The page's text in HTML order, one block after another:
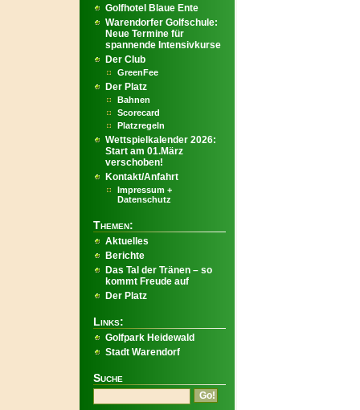
Golfhotel Blaue Ente
Warendorfer Golfschule:
Neue Termine für
spannende Intensivkurse
Der Club
GreenFee
Der Platz
Bahnen
Scorecard
Platzregeln
Wettspielkalender 2026:
Start am 01.März
verschoben!
Kontakt/Anfahrt
Impressum +
Datenschutz
Themen:
Aktuelles
Berichte
Das Tal der Tränen – so
kommt Freude auf
Der Platz
Links:
Golfpark Heidewald
Stadt Warendorf
Suche